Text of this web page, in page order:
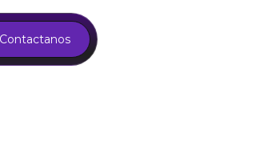
Contactanos